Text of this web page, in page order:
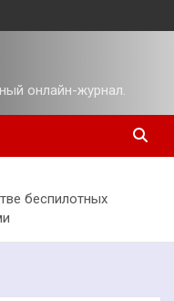
онлайн-журнал.
беспилотных